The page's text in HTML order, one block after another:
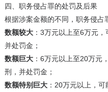
四、职务侵占罪的处罚及后果
根据涉案金额的不同，职务侵占
数额较大：3万元以上至6万元，
并处罚金；
数额巨大：6万元以上至20万元
刑，并处罚金；
数额特别巨大：20万元以上，可